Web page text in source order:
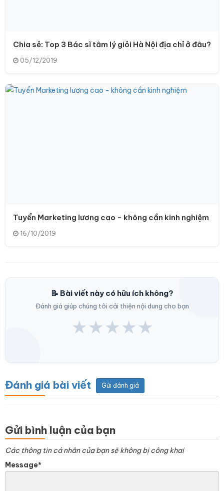
Chia sẻ: Top 3 Bác sĩ tâm lý giỏi Hà Nội địa chỉ ở đâu?
05/12/2019
Tuyển Marketing lương cao - không cần kinh nghiệm
16/10/2019
📝 Bài viết này có hữu ích không?
Đánh giá giúp chúng tôi cải thiện nội dung cho bạn
★★★★★
Đánh giá bài viết Gửi đánh giá
Gửi bình luận của bạn
Các thông tin cá nhân của bạn sẽ không bị công khai
Message*